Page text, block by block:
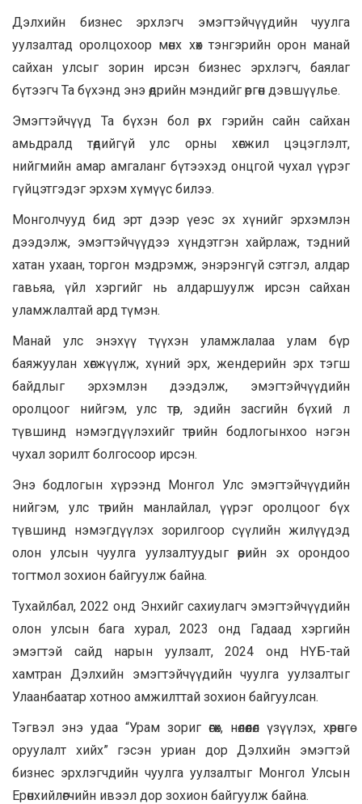
Дэлхийн бизнес эрхлэгч эмэгтэйчүүдийн чуулга
уулзалтад оролцохоор мөнх хөх тэнгэрийн орон манай
сайхан улсыг зорин ирсэн бизнес эрхлэгч, баялаг
бүтээгч Та бүхэнд энэ өдрийн мэндийг өргөн дэвшүүлье.
Эмэгтэйчүүд Та бүхэн бол өрх гэрийн сайн сайхан
амьдралд төдийгүй улс орны хөгжил цэцэглэлт,
нийгмийн амар амгаланг бүтээхэд онцгой чухал үүрэг
гүйцэтгэдэг эрхэм хүмүүс билээ.
Монголчууд бид эрт дээр үеэс эх хүнийг эрхэмлэн
дээдэлж, эмэгтэйчүүдээ хүндэтгэн хайрлаж, тэдний
хатан ухаан, торгон мэдрэмж, энэрэнгүй сэтгэл, алдар
гавьяа, үйл хэргийг нь алдаршуулж ирсэн сайхан
уламжлалтай ард түмэн.
Манай улс энэхүү түүхэн уламжлалаа улам бүр
баяжуулан хөгжүүлж, хүний эрх, жендерийн эрх тэгш
байдлыг эрхэмлэн дээдэлж, эмэгтэйчүүдийн
оролцоог нийгэм, улс төр, эдийн засгийн бүхий л
түвшинд нэмэгдүүлэхийг төрийн бодлогынхоо нэгэн
чухал зорилт болгосоор ирсэн.
Энэ бодлогын хүрээнд Монгол Улс эмэгтэйчүүдийн
нийгэм, улс төрийн манлайлал, үүрэг оролцоог бүх
түвшинд нэмэгдүүлэх зорилгоор сүүлийн жилүүдэд
олон улсын чуулга уулзалтуудыг өөрийн эх орондоо
тогтмол зохион байгуулж байна.
Тухайлбал, 2022 онд Энхийг сахиулагч эмэгтэйчүүдийн
олон улсын бага хурал, 2023 онд Гадаад хэргийн
эмэгтэй сайд нарын уулзалт, 2024 онд НҮБ-тай
хамтран Дэлхийн эмэгтэйчүүдийн чуулга уулзалтыг
Улаанбаатар хотноо амжилттай зохион байгуулсан.
Тэгвэл энэ удаа “Урам зориг өгөх, нөлөөлөл үзүүлэх, хөрөнгө
оруулалт хийх” гэсэн уриан дор Дэлхийн эмэгтэй
бизнес эрхлэгчдийн чуулга уулзалтыг Монгол Улсын
Ерөнхийлөгчийн ивээл дор зохион байгуулж байна.